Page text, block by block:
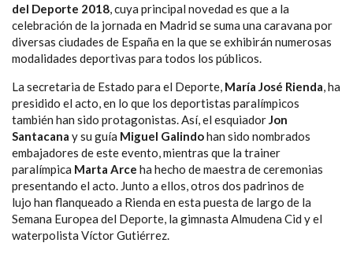
del Deporte 2018, cuya principal novedad es que a la
celebración de la jornada en Madrid se suma una caravana por
diversas ciudades de España en la que se exhibirán numerosas
modalidades deportivas para todos los públicos.
La secretaria de Estado para el Deporte, María José Rienda, ha
presidido el acto, en lo que los deportistas paralímpicos
también han sido protagonistas. Así, el esquiadorJon
Santacana y su guía Miguel Galindohan sido nombrados
embajadores de este evento, mientras que la trainer
paralímpica Marta Arce ha hecho de maestra de ceremonias
presentando el acto. Junto a ellos, otros dos padrinos de
lujo han flanqueado a Rienda en esta puesta de largo de la
Semana Europea del Deporte, la gimnasta Almudena Cid y el
waterpolista Víctor Gutiérrez.